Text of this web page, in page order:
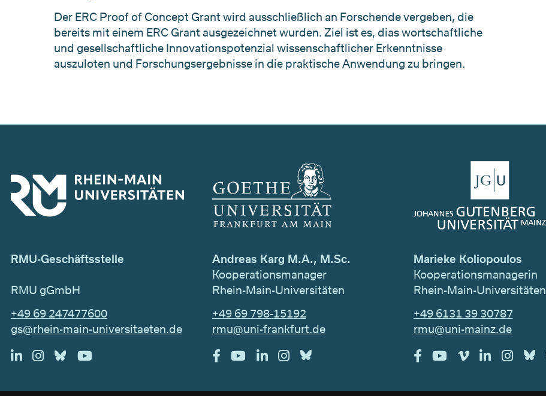
Der ERC Proof of Concept Grant wird ausschließlich an Forschende vergeben, die
bereits mit einem ERC Grant ausgezeichnet wurden. Ziel ist es, dias wortschaftliche
und gesellschaftliche Innovationspotenzial wissenschaftlicher Erkenntnisse
auszuloten und Forschungsergebnisse in die praktische Anwendung zu bringen.
RMU-Geschäftsstelle
RMU gGmbH
+49 69 247477600
gs@rhein-main-universitaeten.de
Andreas Karg M.A., M.Sc.
Kooperationsmanager
Rhein-Main-Universitäten
+49 69 798-15192
rmu@uni-frankfurt.de
Marieke Koliopoulos
Kooperationsmanagerin
Rhein-Main-Universitäten
+49 6131 39 30787
rmu@uni-mainz.de